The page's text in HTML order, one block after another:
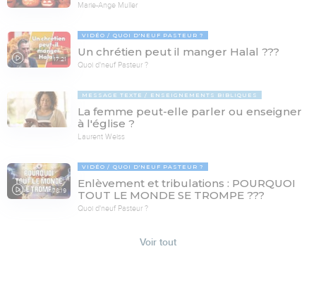
Marie-Ange Muller
17:21
VIDÉO QUOI D'NEUF PASTEUR ?
Un chrétien peut il manger Halal ???
Quoi d'neuf Pasteur ?
MESSAGE TEXTE ENSEIGNEMENTS BIBLIQUES
La femme peut-elle parler ou enseigner
à l'église ?
Laurent Weiss
78:19
VIDÉO QUOI D'NEUF PASTEUR ?
Enlèvement et tribulations : POURQUOI
TOUT LE MONDE SE TROMPE ???
Quoi d'neuf Pasteur ?
Voir tout